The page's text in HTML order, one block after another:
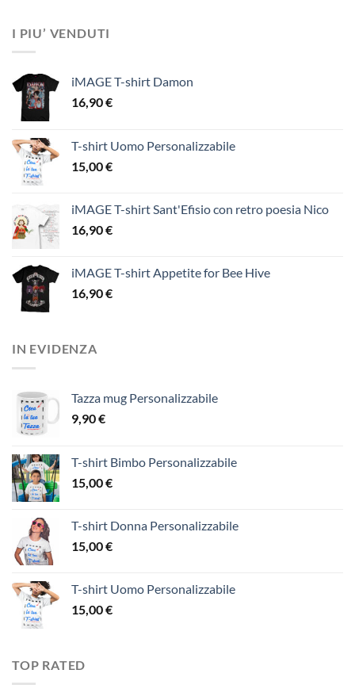
I PIU’ VENDUTI
iMAGE T-shirt Damon
16,90€
T-shirt Uomo Personalizzabile
15,00€
iMAGE T-shirt Sant'Efisio con retro poesia Nico
16,90€
iMAGE T-shirt Appetite for Bee Hive
16,90€
IN EVIDENZA
Tazza mug Personalizzabile
9,90€
T-shirt Bimbo Personalizzabile
15,00€
T-shirt Donna Personalizzabile
15,00€
T-shirt Uomo Personalizzabile
15,00€
TOP RATED